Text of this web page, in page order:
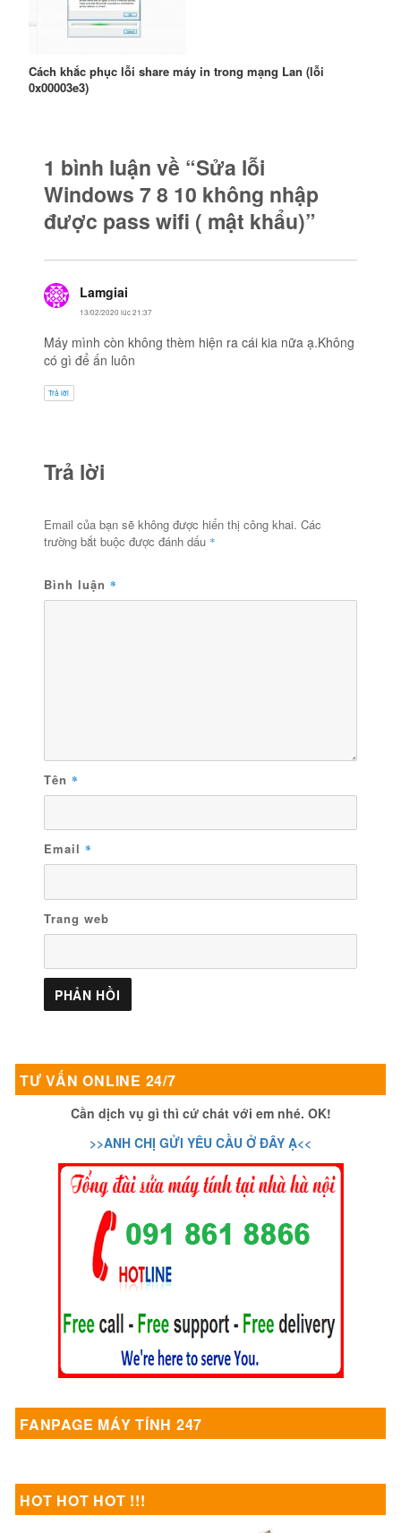
Cách khắc phục lỗi share máy in trong mạng Lan (lỗi
0x00003e3)
1 bình luận về “Sửa lỗi
Windows 7 8 10 không nhập
được pass wifi ( mật khẩu)”
Lamgiai
13/02/2020 lúc 21:37
Máy mình còn không thèm hiện ra cái kia nữa ạ.Không
có gì để ấn luôn
Trả lời
Trả lời
Email của bạn sẽ không được hiển thị công khai. Các
trường bắt buộc được đánh dấu *
Bình luận *
Tên *
Email *
Trang web
TƯ VẤN ONLINE 24/7
Cần dịch vụ gì thì cứ chát với em nhé. OK!
>>ANH CHỊ GỬI YÊU CẦU Ở ĐÂY Ạ<<
FANPAGE MÁY TÍNH 247
HOT HOT HOT !!!